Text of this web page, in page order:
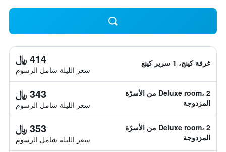
غرفة كينج، 1 سرير كينغ 414 ﷼
سعر الليلة شامل الرسوم
Deluxe room، 2 من الأسرّة
المزدوجة
343 ﷼
سعر الليلة شامل الرسوم
Deluxe room، 2 من الأسرّة
المزدوجة
353 ﷼
سعر الليلة شامل الرسوم